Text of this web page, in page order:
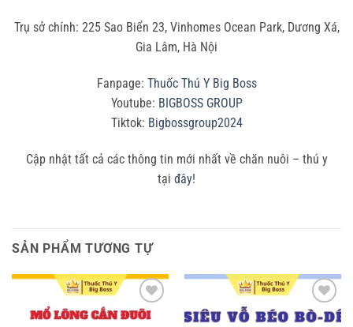
Trụ sở chính: 225 Sao Biển 23, Vinhomes Ocean Park, Dương Xá,
Gia Lâm, Hà Nội
Fanpage: Thuốc Thú Y Big Boss
Youtube: BIGBOSS GROUP
Tiktok: Bigbossgroup2024
Cập nhật tất cả các thông tin mới nhất về chăn nuôi – thú y
tại đây!
SẢN PHẨM TƯƠNG TỰ
Add to
Add to